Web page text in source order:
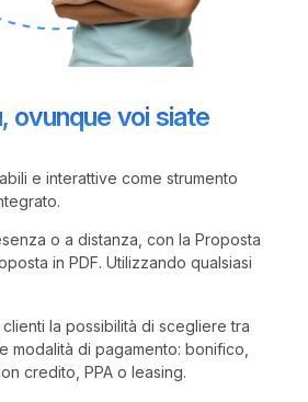
ovunque voi siate
e interattive come strumento
o a distanza, con la Proposta
in PDF. Utilizzando qualsiasi
la possibilità di scegliere tra
modalità di pagamento: bonifico,
credito, PPA o leasing.